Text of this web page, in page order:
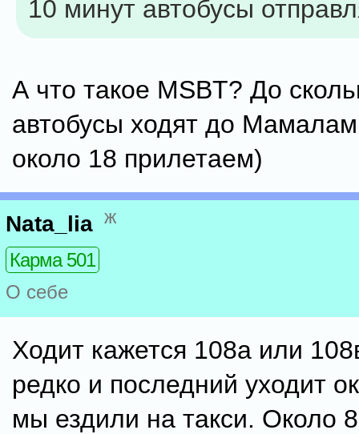
10 минут автобусы
А что такое MSBT? До
автобусы ходят до
около 18 прилетаем)
Nata_lia ж
Карма 501
О себе
Ходит кажется 108а или
редко и последний уходит
мы ездили на такси. Около